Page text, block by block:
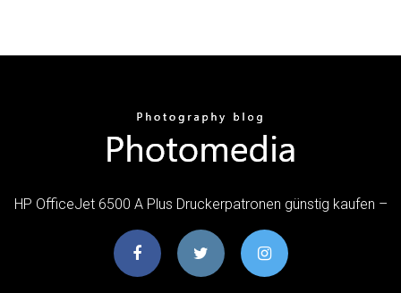
HP OfficeJet 6500 A Plus Druckerpatronen günstig kaufen –